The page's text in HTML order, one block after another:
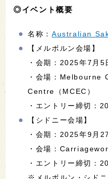
◎イベント概要
名称：Australian
【メルボルン会場】
・会期：2025年7月
・会場：
Centre（MCEC）
・エントリー締切：
【シドニー会場】
・会期：2025年9月
・会場：
・エントリー締切：
※メルボルン・シド